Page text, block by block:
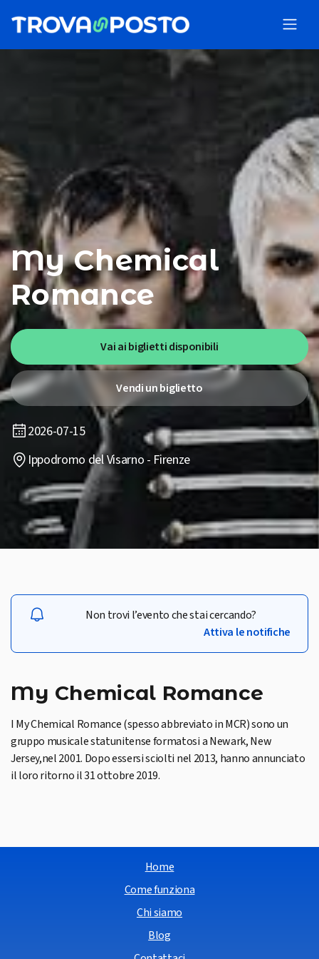
My Chemical
Romance
Vai ai biglietti disponibili
Vendi un biglietto
2026-07-15
Ippodromo del Visarno - Firenze
Non trovi l’evento che stai cercando?
Attiva le notifiche
My Chemical Romance
I My Chemical Romance (spesso abbreviato in MCR) sono un
gruppo musicale statunitense formatosi a Newark, New
Jersey,nel 2001. Dopo essersi sciolti nel 2013, hanno annunciato
il loro ritorno il 31 ottobre 2019.
Home
Come funziona
Chi siamo
Blog